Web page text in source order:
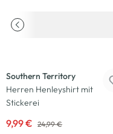
Southern Territory
Herren Henleyshirt mit
Stickerei
9,99 € 24,99 €